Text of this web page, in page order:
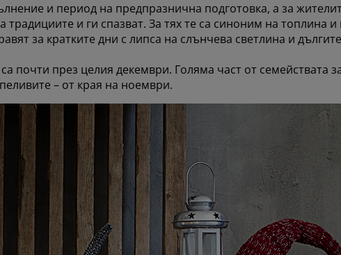
и период на предпразнична подготовка, а за
традициите и ги спазват. За тях те са синоним на топлина
за кратките дни с липса на слънчева светлина и
почти през целия декември. Голяма част от семействата
– от края на ноември.